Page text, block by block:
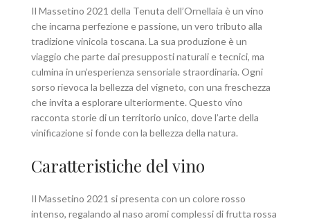
Il Massetino 2021 della Tenuta dell’Ornellaia è un vino
che incarna perfezione e passione, un vero tributo alla
tradizione vinicola toscana. La sua produzione è un
viaggio che parte dai presupposti naturali e tecnici, ma
culmina in un’esperienza sensoriale straordinaria. Ogni
sorso rievoca la bellezza del vigneto, con una freschezza
che invita a esplorare ulteriormente. Questo vino
racconta storie di un territorio unico, dove l’arte della
vinificazione si fonde con la bellezza della natura.
Caratteristiche del vino
Il Massetino 2021 si presenta con un colore rosso
intenso, regalando al naso aromi complessi di frutta rossa